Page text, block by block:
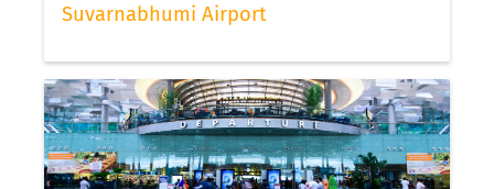
Suvarnabhumi Airport